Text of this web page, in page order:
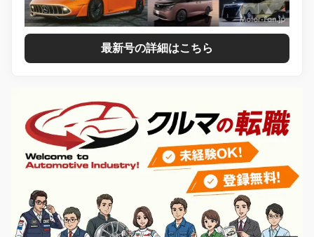
最新号の詳細はこちら